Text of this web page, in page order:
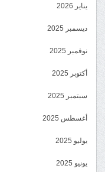
يناير 2026
ديسمبر 2025
نوفمبر 2025
أكتوبر 2025
سبتمبر 2025
أغسطس 2025
يوليو 2025
يونيو 2025